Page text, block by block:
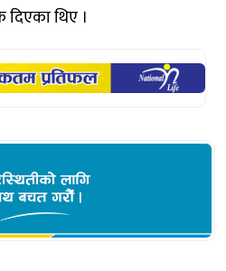
दिएका थिए ।